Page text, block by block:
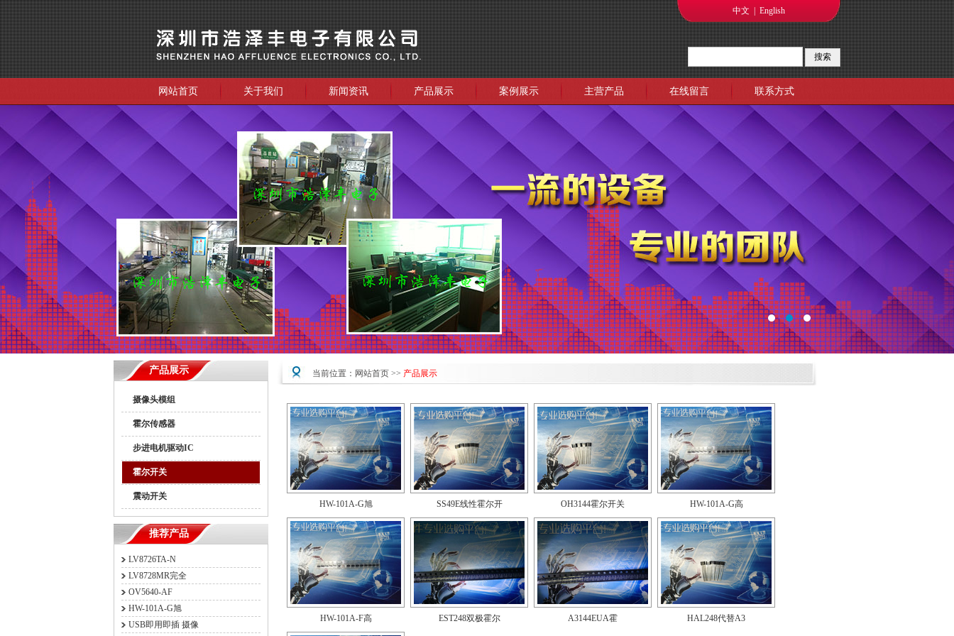
中文 English
网站首页 关于我们 新闻资讯 产品展示 案例展示 主营产品 在线留言 联系方式
产品展示
摄像头模组
霍尔传感器
步进电机驱动IC
霍尔开关
震动开关
推荐产品
LV8726TA-N
LV8728MR完全
OV5640-AF
HW-101A-G旭
USB即用即插 摄像
当前位置： 网站首页 >> 产品展示
HW-101A-G旭 SS49E线性霍尔开 OH3144霍尔开关 HW-101A-G高
HW-101A-F高 EST248双极霍尔 A3144EUA霍 HAL248代替A3